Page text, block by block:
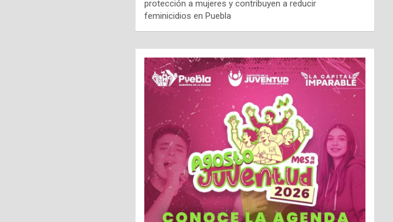
protección a mujeres y contribuyen a reducir
feminicidios en Puebla